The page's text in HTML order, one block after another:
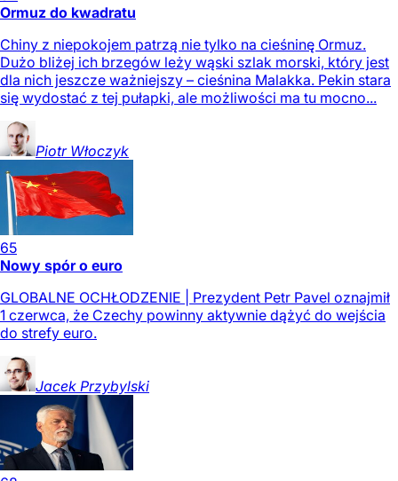
Ormuz do kwadratu
Chiny z niepokojem patrzą nie tylko na cieśninę Ormuz.
Dużo bliżej ich brzegów leży wąski szlak morski, który jest
dla nich jeszcze ważniejszy – cieśnina Malakka. Pekin stara
się wydostać z tej pułapki, ale możliwości ma tu mocno...
Piotr Włoczyk
65
Nowy spór o euro
GLOBALNE OCHŁODZENIE | Prezydent Petr Pavel oznajmił
1 czerwca, że Czechy powinny aktywnie dążyć do wejścia
do strefy euro.
Jacek Przybylski